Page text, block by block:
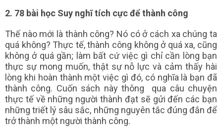
2. 78 bài học Suy nghĩ tích cực để thành công
Thế nào mới là thành công? Nó có ở cách xa chúng ta
quá không? Thực tế, thành công không ở quá xa, cũng
không ở quá gần; làm bất cứ việc gì chỉ cần lòng bạn
thực sự mong muốn, thật sự nỗ lực và cảm thấy hài
lòng khi hoàn thành một việc gì đó, có nghĩa là bạn đã
thành công. Cuốn sách này thông qua câu chuyện
thực tế về những người thành đạt sẽ gửi đến các bạn
những triết lý sâu sắc, những nguyên tắc đúng đắn để
trở thành một người thành công.